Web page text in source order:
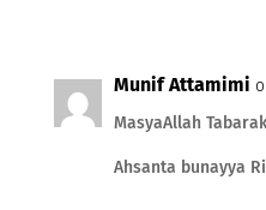
Munif Attamimi
MasyaAllah
Ahsanta bunayya